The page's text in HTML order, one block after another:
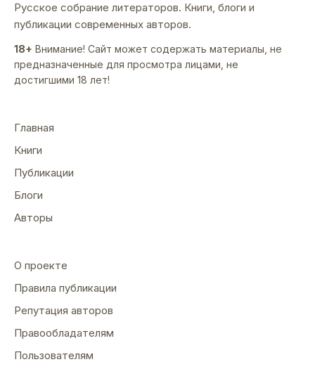
Русское собрание литераторов. Книги, блоги и
публикации современных авторов.
18+ Внимание! Сайт может содержать материалы, не
предназначенные для просмотра лицами, не
достигшими 18 лет!
Главная
Книги
Публикации
Блоги
Авторы
О проекте
Правила публикации
Репутация авторов
Правообладателям
Пользователям